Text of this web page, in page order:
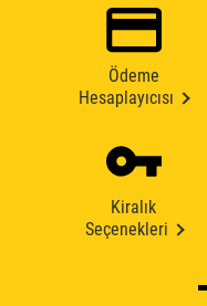
Ödeme
Hesaplayıcısı
Kiralık
Seçenekleri